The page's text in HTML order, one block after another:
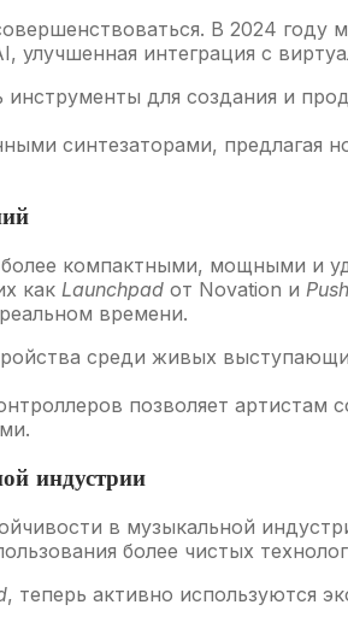
В 2024 году
интеграция с
для создания и
синтезаторами, предлагая
компактными, мощными и
как Launchpad от Novation и
времени.
среди живых
позволяет
индустрии
в музыкальной
более чистых
, теперь активно используются